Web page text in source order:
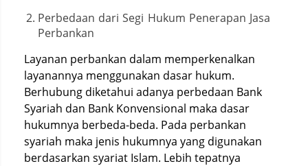
Perbedaan dari Segi Hukum Penerapan Jasa
Perbankan
Layanan perbankan dalam memperkenalkan
layanannya menggunakan dasar hukum.
Berhubung diketahui adanya perbedaan Bank
Syariah dan Bank Konvensional maka dasar
hukumnya berbeda-beda. Pada perbankan
syariah maka jenis hukumnya yang digunakan
berdasarkan syariat Islam. Lebih tepatnya